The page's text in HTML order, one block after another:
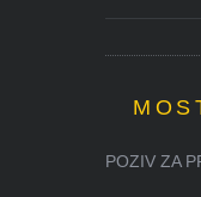
POZIV ZA